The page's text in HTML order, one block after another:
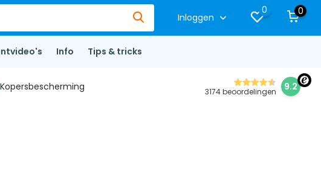
Inloggen
0 0
Info Tips & tricks
Kopersbescherming 3174 beoordelingen 9.2